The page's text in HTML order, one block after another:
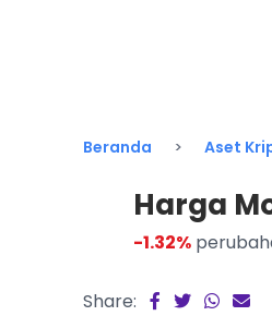
Beranda Aset
Harga
-1.32%
Share: